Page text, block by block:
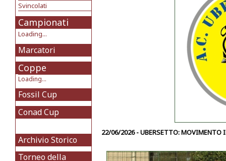
Svincolati
Campionati
Loading...
Marcatori
Coppe
Loading...
Fossil Cup
Conad Cup
Archivio Storico
Torneo della
22/06/2026 - UBERSETTO: MOVIMENTO